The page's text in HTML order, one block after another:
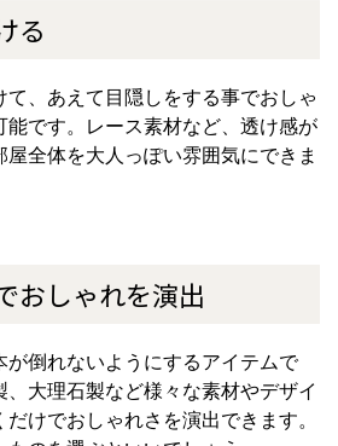
る
、あえて目隠しをする事でおしゃ
能です。レース素材など、透け感が
全体を大人っぽい雰囲気にできま
おしゃれを演出
が倒れないようにするアイテムで
大理石製など様々な素材やデザイ
けでおしゃれさを演出できます。